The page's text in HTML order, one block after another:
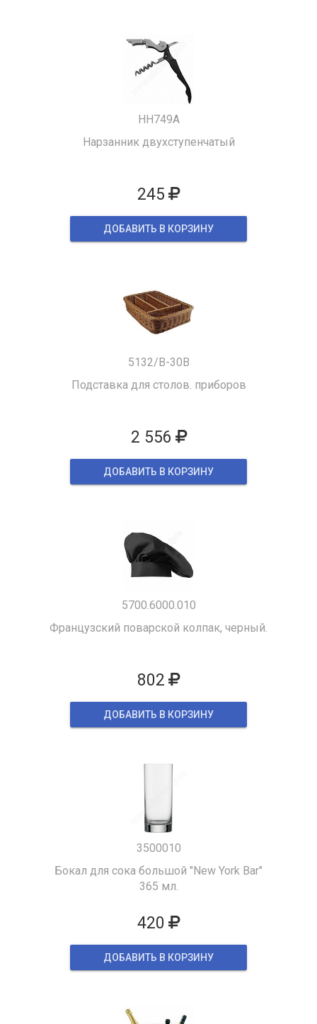
HH749A
Нарзанник двухступенчатый
245
ДОБАВИТЬ В КОРЗИНУ
5132/B-30B
Подставка для столов. приборов
2 556
ДОБАВИТЬ В КОРЗИНУ
5700.6000.010
Французский поварской колпак, черный.
802
ДОБАВИТЬ В КОРЗИНУ
3500010
Бокал для сока большой "New York Bar"
365 мл.
420
ДОБАВИТЬ В КОРЗИНУ